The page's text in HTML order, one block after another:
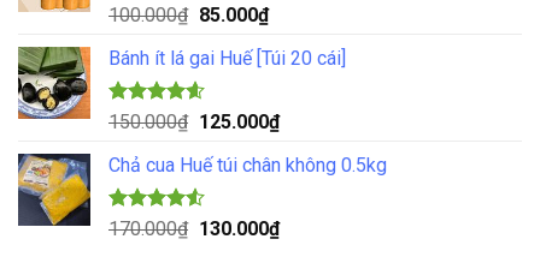
55.000₫.
Được xếp
5.00
5 sao
100.000₫ Giá
là:
100.000₫.
85.000₫Giá
tại
85.000₫.
Bánh ít lá gai Huế [Túi 20 cái]
Được xếp
4.57
5 sao
150.000₫ Giá
là:
150.000₫.
125.000₫Giá
tại
125.000₫.
Chả cua Huế túi chân không 0.5kg
Được xếp
4.50
170.000₫ Giá
130.000₫Giá